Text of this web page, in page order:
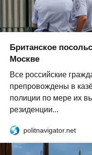
Британское
Москве
Все российские
препровождены в
полиции по мере их
резиденции...
politnavigator.net